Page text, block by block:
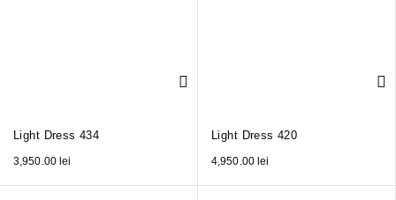
Light Dress 434
3,950.00 lei
Light Dress 420
4,950.00 lei